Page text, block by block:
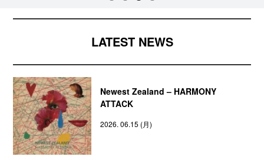
LATEST NEWS
Newest Zealand – HARMONY
ATTACK
2026. 06.15 (月)